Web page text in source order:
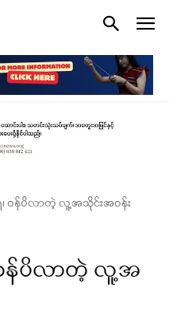
ေ၊ ဝန်ပိလာတဲ့ လူ့အသိုင်းအဝန်း
ဝန်ပိလာတဲ့ လူ့အ